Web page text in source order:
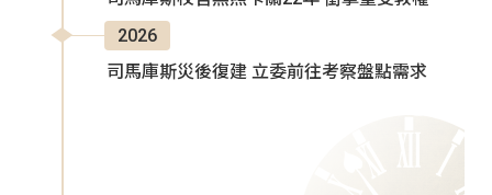
2026
司馬庫斯災後復建 立委前往考察盤點需求